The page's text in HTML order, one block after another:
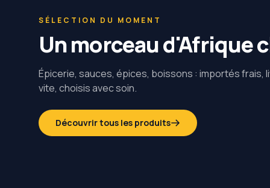
SÉLECTION DU MOMENT
Un morceau d'Afrique
Épicerie, sauces, épices, boissons : importés frais,
vite, choisis avec soin.
Découvrir tous les produits